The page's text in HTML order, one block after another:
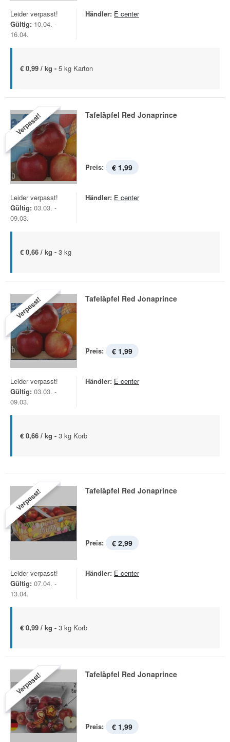
Leider verpasst!
Gültig: 10.04. -
16.04.
Händler: E center
€ 0,99 / kg - 5 kg Karton
Verpasst! Tafeläpfel Red Jonaprince
Preis: € 1,99
Leider verpasst!
Gültig: 03.03. -
09.03.
Händler: E center
€ 0,66 / kg - 3 kg
Verpasst! Tafeläpfel Red Jonaprince
Preis: € 1,99
Leider verpasst!
Gültig: 03.03. -
09.03.
Händler: E center
€ 0,66 / kg - 3 kg Korb
Verpasst! Tafeläpfel Red Jonaprince
Preis: € 2,99
Leider verpasst!
Gültig: 07.04. -
13.04.
Händler: E center
€ 0,99 / kg - 3 kg Korb
Verpasst! Tafeläpfel Red Jonaprince
Preis: € 1,99